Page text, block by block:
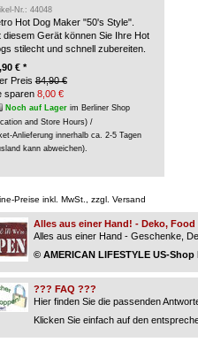
Nr.: 44048
Hot Dog Maker "50's Style".
diesem Gerät können Sie Ihre Hot
stilecht und schnell zubereiten.
€ *
Preis 84,90 €
sparen 8,00 €
Noch auf Lagerim Berliner Shop
and Store Hours) /
Anlieferung innerhalb ca. 2-5 Tagen
kann abweichen).
Preise inkl. MwSt., zzgl. Versand
Alles aus einer Hand! - Deko, Food
Alles aus einer Hand - Geschenke,
© AMERICAN LIFESTYLE US-Shop
??? FAQ ???
Hier finden Sie die passenden
Klicken Sie einfach auf den